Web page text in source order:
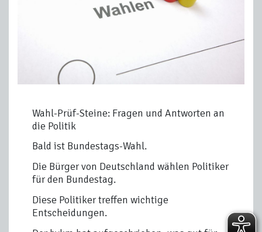
Wahl-Prüf-Steine: Fragen und Antworten an
die Politik
Bald ist Bundestags-Wahl.
Die Bürger von Deutschland wählen Politiker
für den Bundestag.
Diese Politiker treffen wichtige
Entscheidungen.